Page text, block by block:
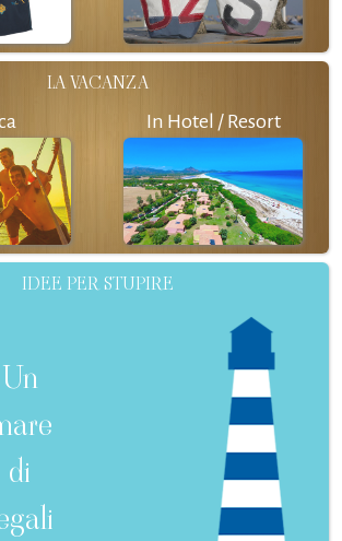
LA VACANZA
In Hotel / Resort
IDEE PER STUPIRE
Un
di